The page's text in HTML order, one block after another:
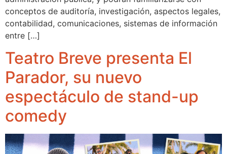
conceptos de auditoría, investigación, aspectos legales,
contabilidad, comunicaciones, sistemas de información
entre […]
Teatro Breve presenta El
Parador, su nuevo
espectáculo de stand-up
comedy